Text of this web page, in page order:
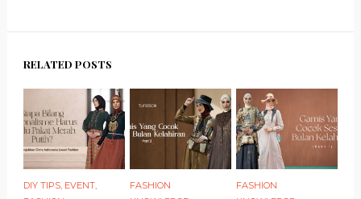
RELATED POSTS
DIY TIPS, EVENT,
FASHION
FASHION